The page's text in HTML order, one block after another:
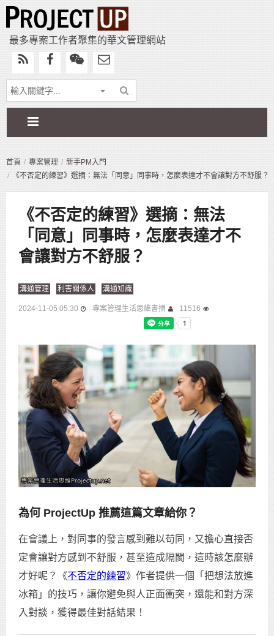
最多專案工作者聚集的華文管理網站
首頁 專案管理
新手PM入門
《不否定的練習》選摘：無法「同意」同事時，怎麼表達才不會讓對方不舒服？
《不否定的練習》選摘：無法
「同意」同事時，怎麼表達才不
會讓對方不舒服？
溝通管理 利害關係人 溝通知識
2024-11-05 05:30 專案管理生活思維書摘 11516
為何 ProjectUp 推薦這篇文章給你？
在會議上，對同事的發言感到難以苟同，又擔心直接否
定會讓對方感到不舒服，甚至造成隔閡，這時該怎麼辦
才好呢？《不否定的練習》作者提供一個「把想法放進
冰箱」的技巧，讓你避免與人正面衝突，還能和對方深
入對談，獲得最佳對話結果！